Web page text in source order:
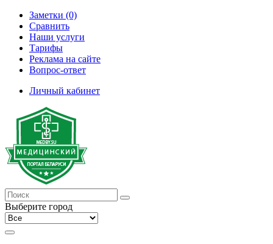
Заметки (0)
Сравнить
Наши услуги
Тарифы
Реклама на сайте
Вопрос-ответ
Личный кабинет
Выберите город